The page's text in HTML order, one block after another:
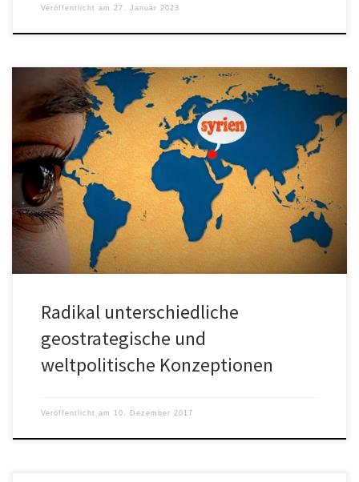
Veröffentlicht am 27. Januar 2023
Hans-Christof Kraus schrieb 2012 in der FAZ: „Den Amerikanern und
der westlichen Seite geht es nicht oder nicht vorrangig darum, […]
Radikal unterschiedliche
geostrategische und
weltpolitische Konzeptionen
Veröffentlicht am 10. Dezember 2017